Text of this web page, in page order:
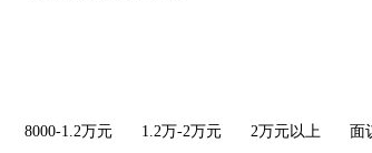
8000-1.2万元 1.2万-2万元 2万元以上 面